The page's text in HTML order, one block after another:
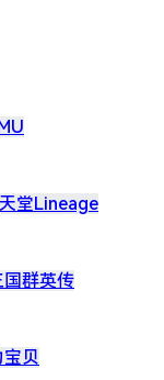
天堂Lineage
国群英传
宝贝